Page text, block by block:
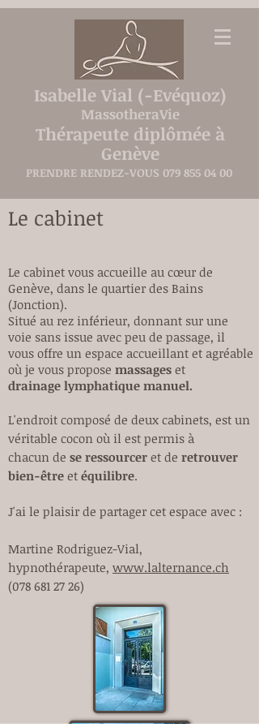
Isabelle Vial (-Evéquoz)
MassotheraVie
Thérapeute diplômée à
Genève
PRENDRE RENDEZ-VOUS 079 855 04 00
Le cabinet
Le cabinet vous accueille au cœur de
Genève, dans le quartier des Bains
(Jonction).
Situé au rez inférieur, donnant sur une
voie sans issue avec peu de passage, il
vous offre un espace accueillant et agréable
où je vous propose massages et
drainage lymphatique manuel.
L'endroit composé de deux cabinets, est un
véritable cocon où il est permis à
chacun de se ressourcer et de retrouver
bien-être et équilibre.
J'ai le plaisir de partager cet espace avec :
Martine Rodriguez-Vial,
hypnothérapeute, www.lalternance.ch
(078 681 27 26)